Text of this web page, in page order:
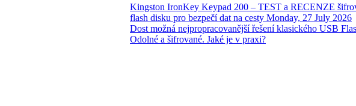
Kingston IronKey Keypad 200 – TEST a RECENZE
flash disku pro bezpečí dat na cesty Monday, 27 July 2026
Dost možná nejpropracovanější řešení klasického USB
Odolné a šifrované. Jaké je v praxi?